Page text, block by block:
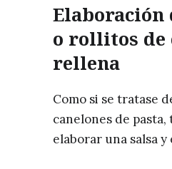
Elaboración
o rollitos de
rellena
Como si se tratase
canelones de pasta,
elaborar una salsa